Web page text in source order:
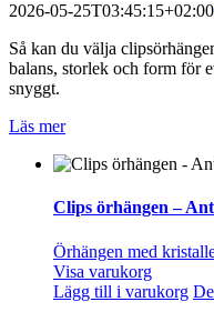
2026-05-25T03:45:15+02:00
Så kan du välja
balans, storlek och form för
snyggt.
Läs mer
Clips örhängen –
Örhängen med
Visa varukorg
Lägg till i varukorg